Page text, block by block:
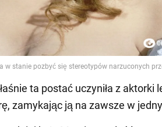
ta postać uczyniła z aktorki
zamykając ją na zawsze w